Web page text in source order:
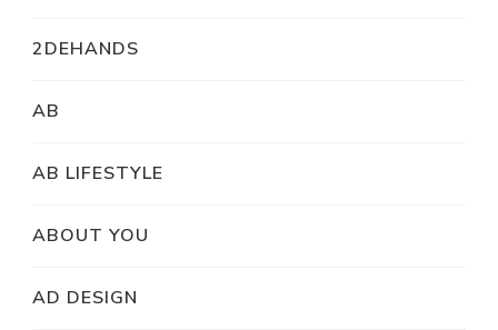
2DEHANDS
AB
AB LIFESTYLE
ABOUT YOU
AD DESIGN